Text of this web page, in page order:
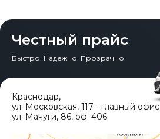
Честный прайс
Быстро. Надежно. Прозрачно.
Краснодар,
ул. Московская, 117 - главный офис
ул. Мачуги, 86, оф. 406